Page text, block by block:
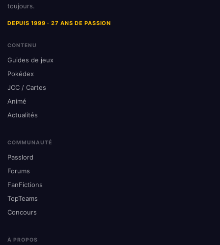
toujours.
DEPUIS 1999 · 27 ANS DE PASSION
CONTENU
Guides de jeux
Pokédex
JCC / Cartes
Animé
Actualités
COMMUNAUTÉ
Passlord
Forums
FanFictions
TopTeams
Concours
À PROPOS